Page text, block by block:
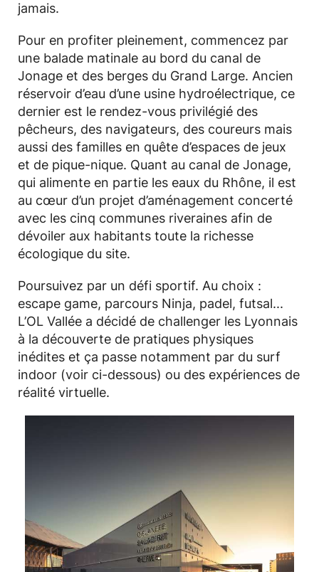
jamais.
Pour en profiter pleinement, commencez par
une balade matinale au bord du canal de
Jonage et des berges du Grand Large. Ancien
réservoir d’eau d’une usine hydroélectrique, ce
dernier est le rendez-vous privilégié des
pêcheurs, des navigateurs, des coureurs mais
aussi des familles en quête d’espaces de jeux
et de pique-nique. Quant au canal de Jonage,
qui alimente en partie les eaux du Rhône, il est
au cœur d’un projet d’aménagement concerté
avec les cinq communes riveraines afin de
dévoiler aux habitants toute la richesse
écologique du site.
Poursuivez par un défi sportif. Au choix :
escape game, parcours Ninja, padel, futsal...
L’OL Vallée a décidé de challenger les Lyonnais
à la découverte de pratiques physiques
inédites et ça passe notamment par du surf
indoor (voir ci-dessous) ou des expériences de
réalité virtuelle.